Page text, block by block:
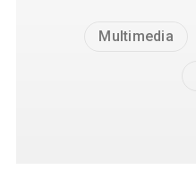
Multimedia